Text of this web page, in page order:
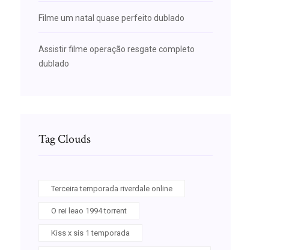
Filme um natal quase perfeito dublado
Assistir filme operação resgate completo
dublado
Tag Clouds
Terceira temporada riverdale online
O rei leao 1994 torrent
Kiss x sis 1 temporada